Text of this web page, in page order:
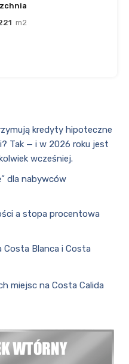
m2
kredyty hipoteczne
Tak — i w 2026 roku jest
wcześniej.
dla nabywców
a stopa procentowa
Costa Blanca i Costa
miejsc na Costa Calida